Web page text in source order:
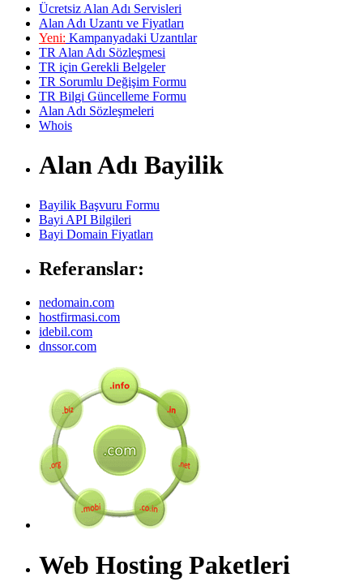
Ücretsiz Alan Adı Servisleri
Alan Adı Uzantı ve Fiyatları
Yeni: Kampanyadaki Uzantılar
TR Alan Adı Sözleşmesi
TR için Gerekli Belgeler
TR Sorumlu Değişim Formu
TR Bilgi Güncelleme Formu
Alan Adı Sözleşmeleri
Whois
Alan Adı Bayilik
Bayilik Başvuru Formu
Bayi API Bilgileri
Bayi Domain Fiyatları
Referanslar:
nedomain.com
hostfirmasi.com
idebil.com
dnssor.com
Web Hosting Paketleri